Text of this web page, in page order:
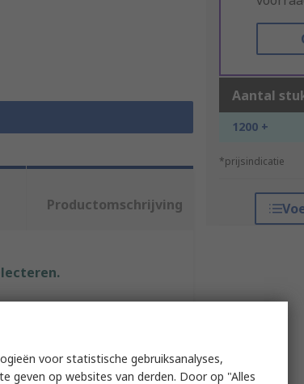
Aantal
1200 +
*prijsindicatie
Productomschrijving
GPS
voor statistische gebruiksanalyses,
geven op websites van derden. Door op "Alles